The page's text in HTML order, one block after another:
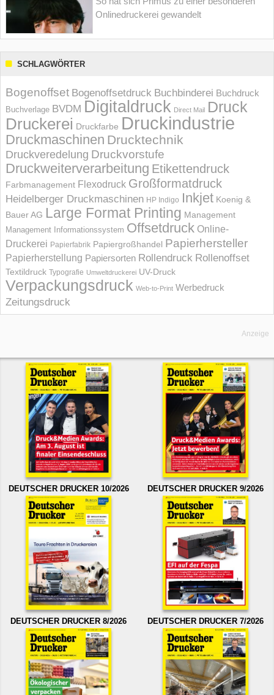
Onlinedruckerei gewandelt
SCHLAGWÖRTER
Bogenoffset Bogenoffsetdruck Buchbinderei Buchdruck
Buchverlage BVDM Digitaldruck Direct Mail Druck
Druckerei Druckfarbe Druckindustrie
Druckmaschinen Drucktechnik
Druckveredelung Druckvorstufe
Druckweiterverarbeitung Etikettendruck
Farbmanagement Flexodruck Großformatdruck
Heidelberger Druckmaschinen HP Indigo Inkjet Koenig &
Bauer AG Large Format Printing Management
Management Informations­system Offsetdruck Online-
Druckerei Papierfabrik Papiergroßhandel Papierhersteller
Papierherstellung Papiersorten Rollendruck Rollenoffset
Textildruck Typografie Umweltdruckerei UV-Druck
Verpackungsdruck Web-to-Print Werbedruck
Zeitungsdruck
Anzeige
DEUTSCHER DRUCKER 10/2026 DEUTSCHER DRUCKER 9/2026
DEUTSCHER DRUCKER 8/2026 DEUTSCHER DRUCKER 7/2026